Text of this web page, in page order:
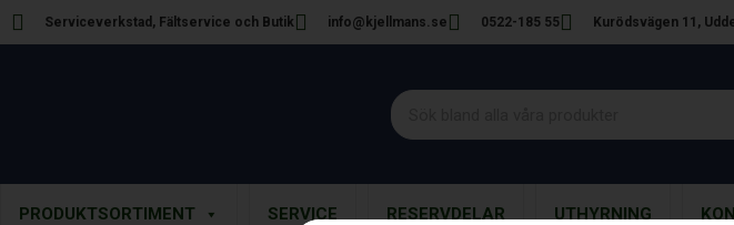
Serviceverkstad, Fältservice och Butik info@kjellmans.se 0522-185 55 Kurödsvägen 11,
PRODUKTSORTIMENT SERVICE RESERVDELAR UTHYRNING